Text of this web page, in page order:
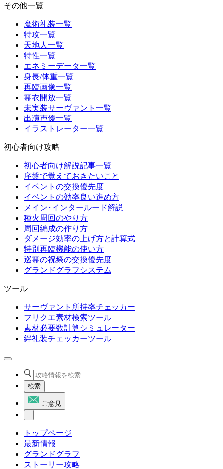
その他一覧
魔術礼装一覧
特攻一覧
天地人一覧
特性一覧
エネミーデータ一覧
身長/体重一覧
再臨画像一覧
霊衣開放一覧
未実装サーヴァント一覧
出演声優一覧
イラストレーター一覧
初心者向け攻略
初心者向け解説記事一覧
序盤で覚えておきたいこと
イベントの交換優先度
イベントの効率良い進め方
メイン･インタールード解説
種火周回のやり方
周回編成の作り方
ダメージ効率の上げ方と計算式
特別再臨機能の使い方
巡霊の祝祭の交換優先度
グランドグラフシステム
ツール
サーヴァント所持率チェッカー
フリクエ素材検索ツール
素材必要数計算シミュレーター
絆礼装チェッカーツール
検索
ご意見
トップページ
最新情報
グランドグラフ
ストーリー攻略